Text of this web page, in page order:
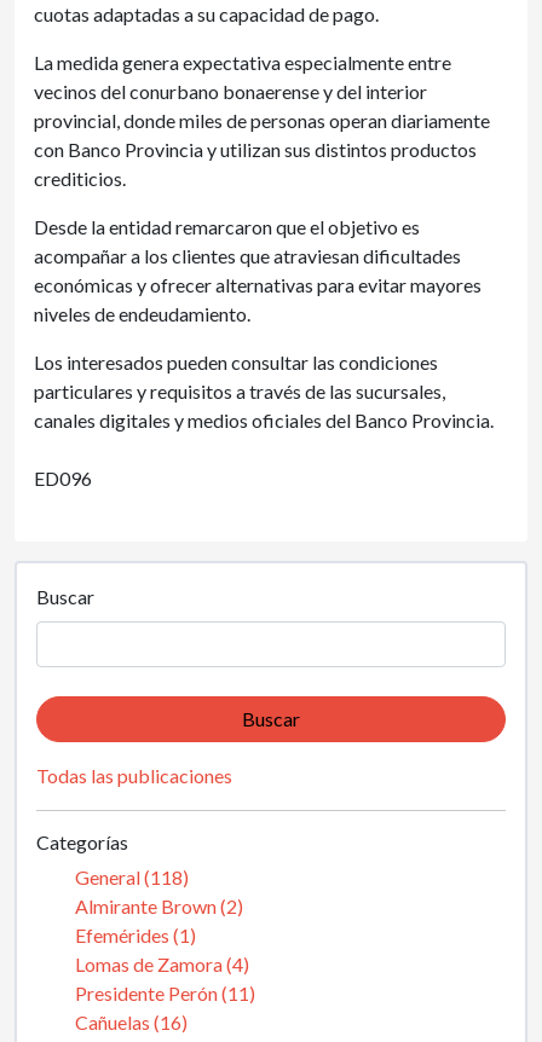
cuotas adaptadas a su capacidad de pago.
La medida genera expectativa especialmente entre
vecinos del conurbano bonaerense y del interior
provincial, donde miles de personas operan diariamente
con Banco Provincia y utilizan sus distintos productos
crediticios.
Desde la entidad remarcaron que el objetivo es
acompañar a los clientes que atraviesan dificultades
económicas y ofrecer alternativas para evitar mayores
niveles de endeudamiento.
Los interesados pueden consultar las condiciones
particulares y requisitos a través de las sucursales,
canales digitales y medios oficiales del Banco Provincia.
ED096
Buscar
Buscar
Todas las publicaciones
Categorías
General (118)
Almirante Brown (2)
Efemérides (1)
Lomas de Zamora (4)
Presidente Perón (11)
Cañuelas (16)